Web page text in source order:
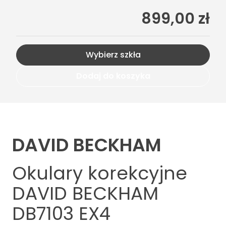
899,00 zł
Wybierz szkła
DAVID BECKHAM
Okulary korekcyjne
DAVID BECKHAM
DB7103 EX4